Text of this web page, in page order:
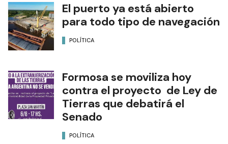
El puerto ya está abierto
para todo tipo de navegación
POLÍTICA
Formosa se moviliza hoy
contra el proyecto de Ley de
Tierras que debatirá el
Senado
POLÍTICA